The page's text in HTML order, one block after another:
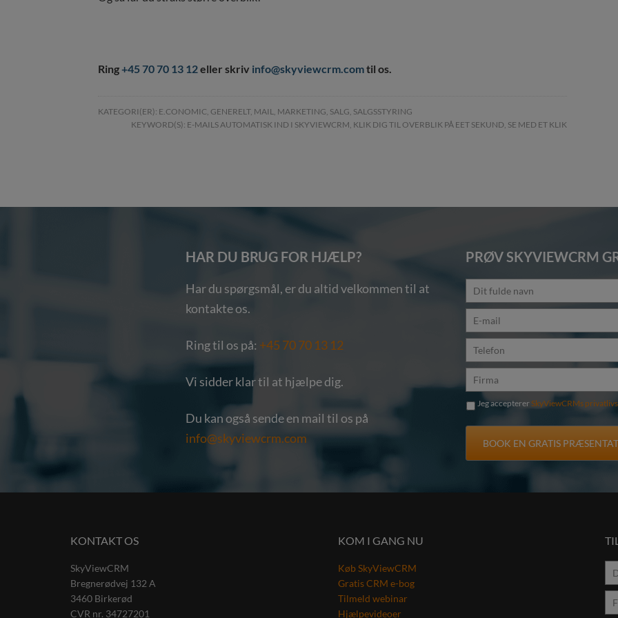
Ring+45 70 70 13 12eller skriv info@skyviewcrm.comtil os.
KATEGORI(ER): E.CONOMIC GENERELT, MAIL MARKETING SALG SALGSSTYRING
KEYWORD(S): E-MAILS AUTOMATISK IND I SKYVIEWCRM KLIK DIG TIL OVERBLIK PÅ EET SEKUND SE MED ET KLIK
HAR DU BRUG FOR HJÆLP?
Har du spørgsmål, er du altid velkommen til at
kontakte os.
Ring til os på: +45 70 70 13 12
Vi sidder klar til at hjælpe dig.
Du kan også sende en mail til os på
info@skyviewcrm.com
PRØV SKYVIEWCRM
Jeg accepterer SkyViewCRMs
KONTAKT OS
SkyViewCRM
Bregnerødvej 132 A
3460 Birkerød
CVR nr. 34727201
KOM I GANG NU
Køb SkyViewCRM
Gratis CRM e-bog
Tilmeld webinar
Hjælpevideoer